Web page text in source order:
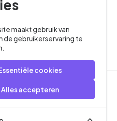
maakt gebruik van
de gebruikerservaring te
cookies
Alles accepteren
voorbehouden. - Website
Roger That
Voorwaarden